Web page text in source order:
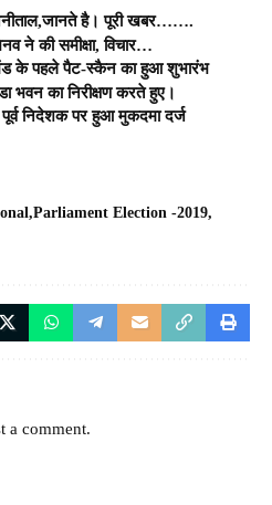
है। पूरी खबर…….
ने की समीक्षा, विचार…
के पहले पैट-स्कैन का हुआ शुभारंभ
भवन का निरीक्षण करते हुए।
पूर्व निदेशक पर हुआ मुकदमा दर्ज
Parliament Election -2019
a comment.